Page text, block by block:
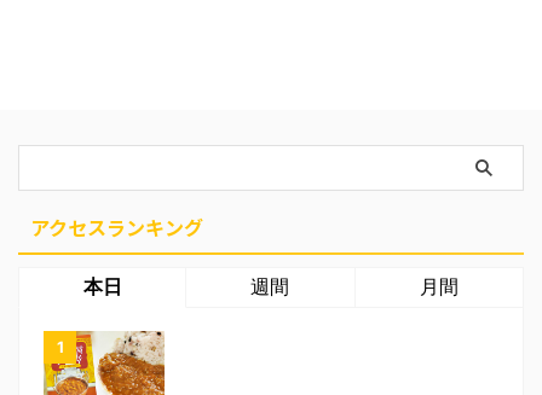
アクセスランキング
本日 週間 月間